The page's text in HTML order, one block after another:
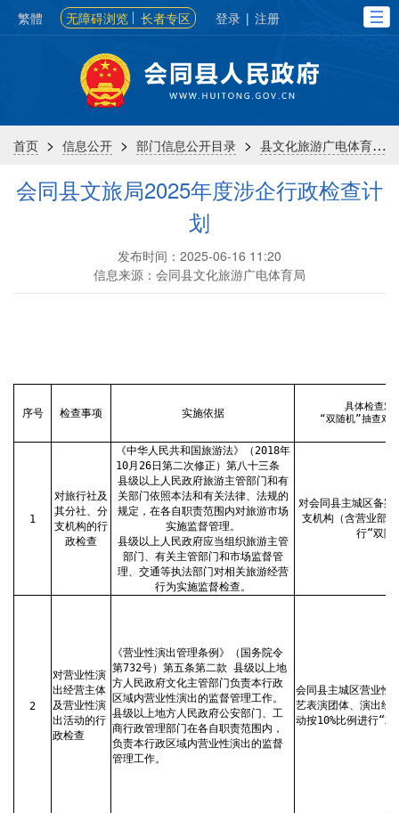
繁體 无障碍浏览 长者专区 登录 | 注册
首页 > 信息公开 > 部门信息公开目录 > 县文化旅游广电体育局
会同县文旅局2025年度涉企行政检查计
划
发布时间：2025-06-16 11:20
信息来源：会同县文化旅游广电体育局
序号 检查事项 实施依据
具体检查对
“双随机”抽查对
1
对旅行社及
其分社、分
支机构的行
政检查
《中华人民共和国旅游法》（2018年
10月26日第二次修正）第八十三条
县级以上人民政府旅游主管部门和有
关部门依照本法和有关法律、法规的
规定，在各自职责范围内对旅游市场
实施监督管理。
县级以上人民政府应当组织旅游主管
部门、有关主管部门和市场监督管
理、交通等执法部门对相关旅游经营
行为实施监督检查。
对会同县主城区备案
支机构（含营业部
行“双随
2
对营业性演
出经营主体
及营业性演
出活动的行
政检查
《营业性演出管理条例》（国务院令
第732号）第五条第二款 县级以上地
方人民政府文化主管部门负责本行政
区域内营业性演出的监督管理工作。
县级以上地方人民政府公安部门、工
商行政管理部门在各自职责范围内，
负责本行政区域内营业性演出的监督
管理工作。
会同县主城区营业性
艺表演团体、演出经
动按10%比例进行“